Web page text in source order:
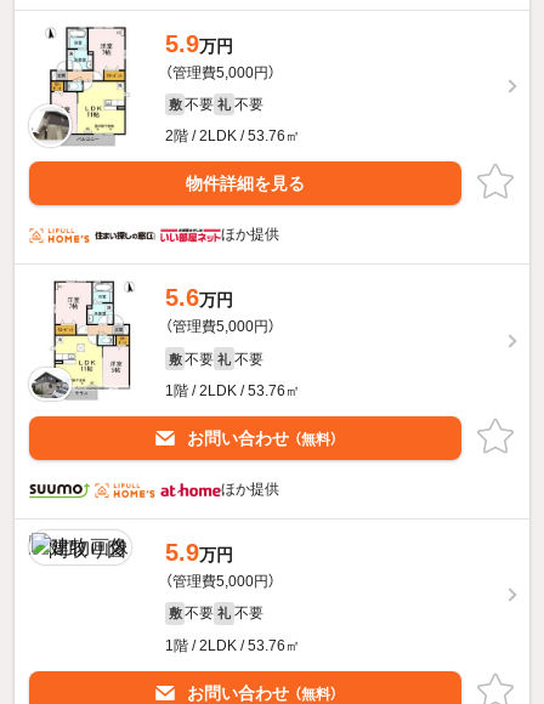
5.9万円
（管理費5,000円）
敷 不要 礼 不要
2階 / 2LDK / 53.76㎡
物件詳細を見る
ほか提供
5.6万円
（管理費5,000円）
敷 不要 礼 不要
1階 / 2LDK / 53.76㎡
お問い合わせ （無料）
ほか提供
5.9万円
（管理費5,000円）
敷 不要 礼 不要
1階 / 2LDK / 53.76㎡
お問い合わせ （無料）